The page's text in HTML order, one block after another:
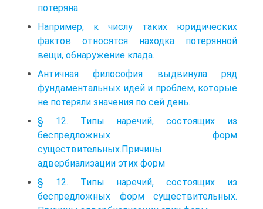
потеряна
Например, к числу таких юридических
фактов относятся находка потерянной
вещи, обнаружение клада.
Античная философия выдвинула ряд
фундаментальных идей и проблем, которые
не потеряли значения по сей день.
§ 12. Типы наречий, состоящих из
беспредложных форм
существительных.Причины
адвербиализации этих форм
§ 12. Типы наречий, состоящих из
беспредложных форм существительных.